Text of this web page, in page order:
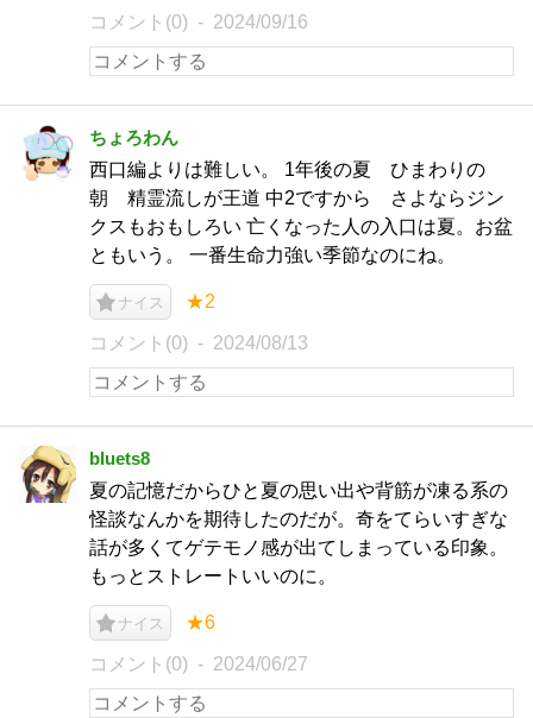
コメント(0) 2024/09/16
ちょろわん
西口編よりは難しい。 1年後の夏 ひまわりの
朝 精霊流しが王道 中2ですから さよならジン
クスもおもしろい 亡くなった人の入口は夏。お盆
ともいう。 一番生命力強い季節なのにね。
ナイス ★2
コメント(0) 2024/08/13
bluets8
夏の記憶だからひと夏の思い出や背筋が凍る系の
怪談なんかを期待したのだが。奇をてらいすぎな
話が多くてゲテモノ感が出てしまっている印象。
もっとストレートいいのに。
ナイス ★6
コメント(0) 2024/06/27